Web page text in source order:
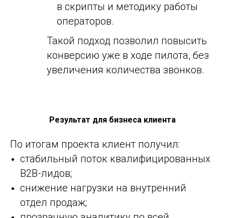
в скрипты и методику работы
операторов.
Такой подход позволил повысить
конверсию уже в ходе пилота, без
увеличения количества звонков.
Результат для бизнеса клиента
По итогам проекта клиент получил:
стабильный поток квалифицированных
B2B-лидов;
снижение нагрузки на внутренний
отдел продаж;